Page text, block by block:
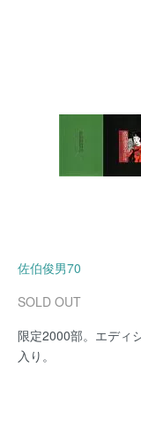
佐伯俊男70
SOLD OUT
限定2000部。エディ
入り。